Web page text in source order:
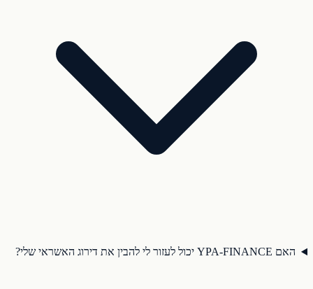
האם YPA-FINANCE יכול לעזור לי להבין את דירוג האשראי שלי?